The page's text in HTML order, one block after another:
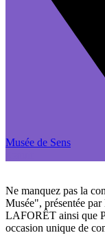
Musée de Sens
Ne manquez pas la
Musée", présentée
LAFORÊT ainsi que
occasion unique de